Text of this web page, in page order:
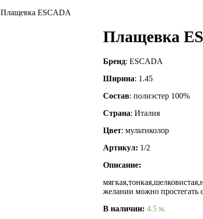
Плащевка ESCADA
Плащевка
Бренд: ESCADA
Ширина: 1.45
Состав: полиэстер 100%
Страна: Италия
Цвет: мультиколор
Артикул: 1/2
Описание:
желании можно простегать
В наличии: 4.5 м.